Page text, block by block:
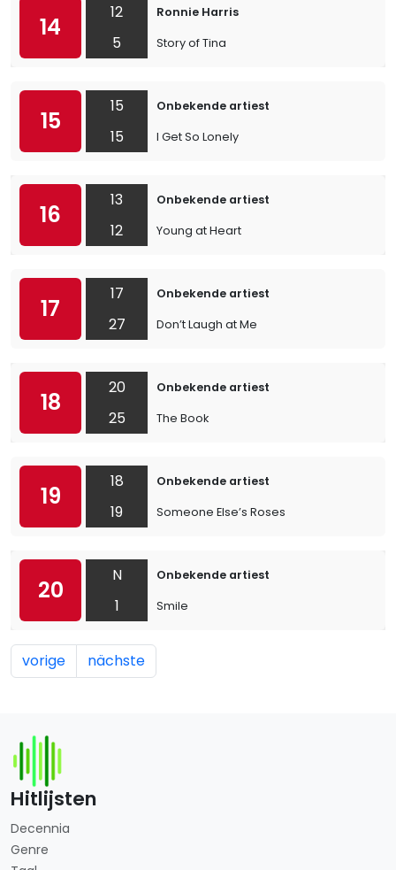
14
12
5
Ronnie Harris
Story of Tina
15
15
15
Onbekende artiest
I Get So Lonely
16
13
12
Onbekende artiest
Young at Heart
17
17
27
Onbekende artiest
Don’t Laugh at Me
18
20
25
Onbekende artiest
The Book
19
18
19
Onbekende artiest
Someone Else’s Roses
20
N
1
Onbekende artiest
Smile
vorige nächste
Hitlijsten
Decennia
Genre